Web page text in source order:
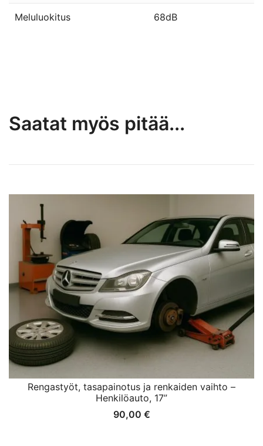
Meluluokitus 68dB
Saatat myös pitää...
Rengastyöt, tasapainotus ja renkaiden vaihto –
Henkilöauto, 17”
90,00 €